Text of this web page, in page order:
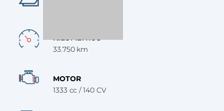
KILÓMETROS
33.750 km
MOTOR
1333 cc / 140 CV